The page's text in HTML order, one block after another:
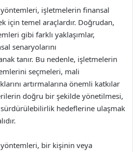
işletmelerin finansal
için temel araçlardır. Doğrudan,
gibi farklı yaklaşımlar,
senaryolarını
tanır. Bu nedenle, işletmelerin
seçmeleri, mali
artırmalarına önemli katkılar
doğru bir şekilde yönetilmesi,
hedeflerine ulaşmak
bir kişinin veya